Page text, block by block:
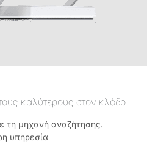
καλύτερους στον κλάδο
τη μηχανή αναζήτησης.
υπηρεσία